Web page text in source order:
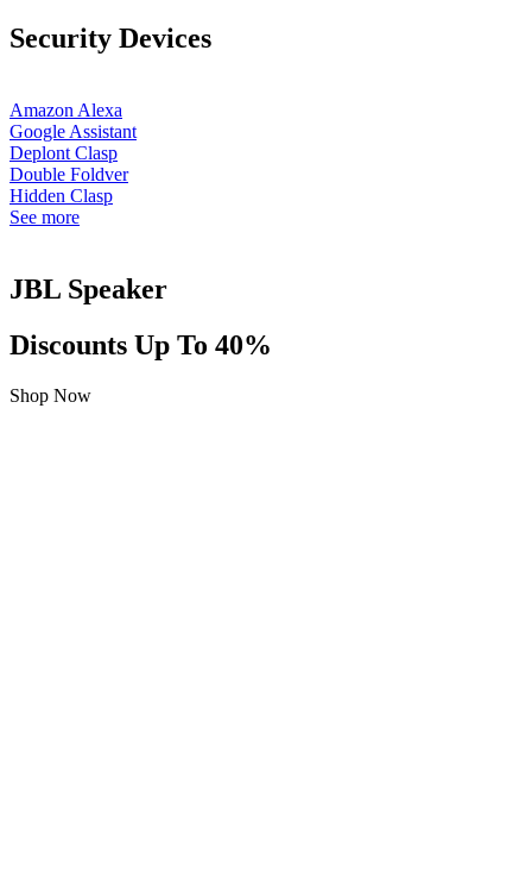
Security Devices
Amazon Alexa
Google Assistant
Deplont Clasp
Double Foldver
Hidden Clasp
See more
JBL Speaker
Discounts Up To 40%
Shop Now